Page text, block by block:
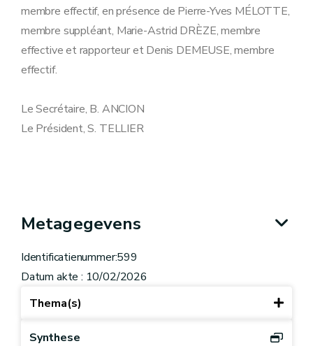
membre effectif, en présence de Pierre-Yves MÉLOTTE,
membre suppléant, Marie-Astrid DRÈZE, membre
effective et rapporteur et Denis DEMEUSE, membre
effectif.
Le Secrétaire, B. ANCION
Le Président, S. TELLIER
Metagegevens
Identificatienummer:599
Datum akte : 10/02/2026
Thema(s)
Synthese